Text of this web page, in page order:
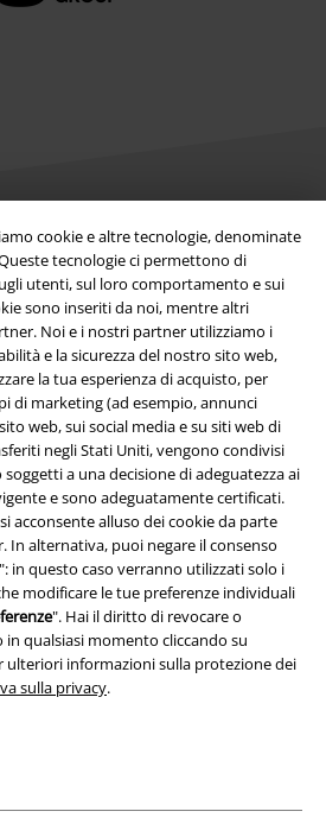
cookie e altre tecnologie, denominate
tecnologie ci permettono di
utenti, sul loro comportamento e sui
sono inseriti da noi, mentre altri
Noi e i nostri partner utilizziamo i
e la sicurezza del nostro sito web,
la tua esperienza di acquisto, per
di marketing (ad esempio, annunci
web, sui social media e su siti web di
negli Stati Uniti, vengono condivisi
a una decisione di adeguatezza ai
e sono adeguatamente certificati.
acconsente alluso dei cookie da parte
In alternativa, puoi negare il consenso
": in questo caso verranno utilizzati solo i
modificare le tue preferenze individuali
". Hai il diritto di revocare o
qualsiasi momento cliccando su
ulteriori informazioni sulla protezione dei
sulla privacy.
dell’ambiente